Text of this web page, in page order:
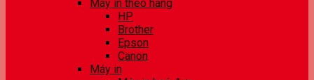
Máy in theo hãng
HP
Brother
Epson
Canon
Máy in